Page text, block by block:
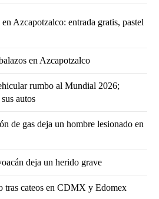
Azcapotzalco: entrada gratis, pastel
en Azcapotzalco
rumbo al Mundial 2026;
autos
de gas deja un hombre lesionado en
deja un herido grave
tras cateos en CDMX y Edomex